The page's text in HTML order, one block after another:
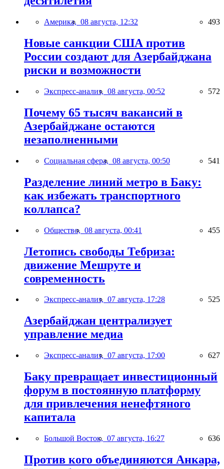
Америка, 08 августа, 12:32 493
Новые санкции США против
России создают для Азербайджана
риски и возможности
Экспресс-анализ, 08 августа, 00:52 572
Почему 65 тысяч вакансий в
Азербайджане остаются
незаполненными
Социальная сфера, 08 августа, 00:50 541
Разделение линий метро в Баку:
как избежать транспортного
коллапса?
Общество, 08 августа, 00:41 455
Летопись свободы Тебриза:
движение Мешруте и
современность
Экспресс-анализ, 07 августа, 17:28 525
Азербайджан централизует
управление медиа
Экспресс-анализ, 07 августа, 17:00 627
Баку превращает инвестиционный
форум в постоянную платформу
для привлечения ненефтяного
капитала
Большой Восток, 07 августа, 16:27 636
Против кого объединяются Анкара,